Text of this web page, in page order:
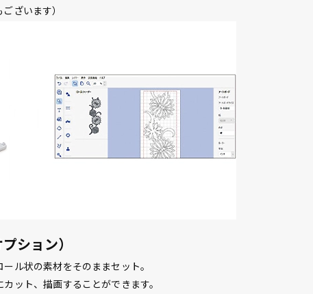
ざいます）
ション）
ル状の素材をそのままセット。
ット、描画することができます。